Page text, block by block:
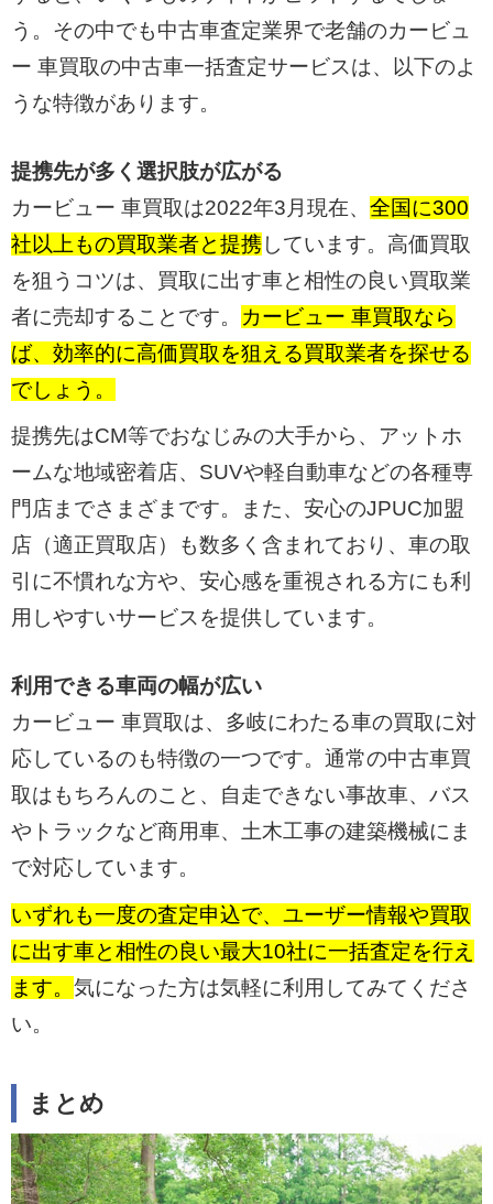
う。その中でも中古車査定業界で老舗のカービュ
ー 車買取の中古車一括査定サービスは、以下のよ
うな特徴があります。
提携先が多く選択肢が広がる
カービュー 車買取は2022年3月現在、 全国に300
社以上もの買取業者と提携しています。高価買取
を狙うコツは、買取に出す車と相性の良い買取業
者に売却することです。
カービュー 車買取なら
ば、効率的に高価買取を狙える買取業者を探せる
でしょう。
提携先はCM等でおなじみの大手から、アットホ
ームな地域密着店、SUVや軽自動車などの各種専
門店までさまざまです。また、安心のJPUC加盟
店（適正買取店）も数多く含まれており、車の取
引に不慣れな方や、安心感を重視される方にも利
用しやすいサービスを提供しています。
利用できる車両の幅が広い
カービュー 車買取は、多岐にわたる車の買取に対
応しているのも特徴の一つです。通常の中古車買
取はもちろんのこと、自走できない事故車、バス
やトラックなど商用車、土木工事の建築機械にま
で対応しています。
いずれも一度の査定申込で、ユーザー情報や買取
に出す車と相性の良い最大10社に一括査定を行え
ます。 気になった方は気軽に利用してみてくださ
い。
まとめ